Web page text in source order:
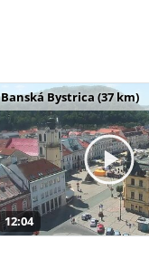
Banská Bystrica (37 km)
12:04